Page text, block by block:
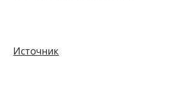
Источник